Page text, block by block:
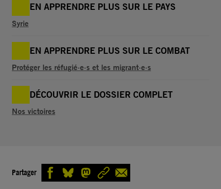
EN APPRENDRE PLUS SUR LE PAYS
Syrie
EN APPRENDRE PLUS SUR LE COMBAT
Protéger les réfugié·e·s et les migrant·e·s
DÉCOUVRIR LE DOSSIER COMPLET
Nos victoires
Partager